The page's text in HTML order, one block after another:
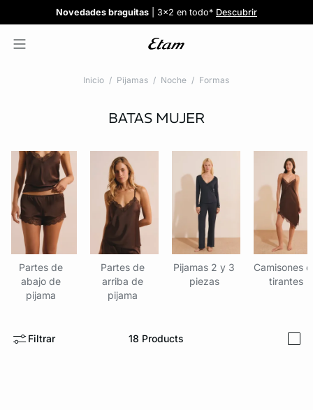
REBAJAS¡Ahora 3x2 en TODO*!Comprar
Confort invisible: Sujetadores desde 19,99€Descubrir
¡Nuevos modelos!: 5 braguitas por 35€Ver todas
Novedades braguitas | 3x2 en todo* Descubrir
Inicio Pijamas Noche Formas
BATAS MUJER
Partes de
abajo de
pijama
Partes de
arriba de
pijama
Pijamas 2 y 3
piezas
Camisones
tirantes
Filtrar 18 Products